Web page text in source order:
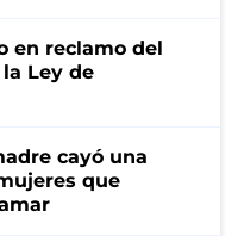
en reclamo del
Ley de
cayó una
que